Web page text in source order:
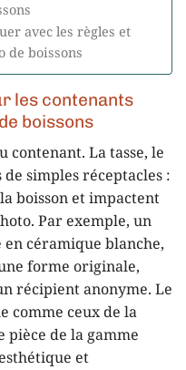
avec les règles et
de boissons
les contenants
boissons
contenant. La tasse, le
simples réceptacles :
boisson et impactent
Par exemple, un
en céramique blanche,
forme originale,
récipient anonyme. Le
comme ceux de la
pièce de la gamme
et